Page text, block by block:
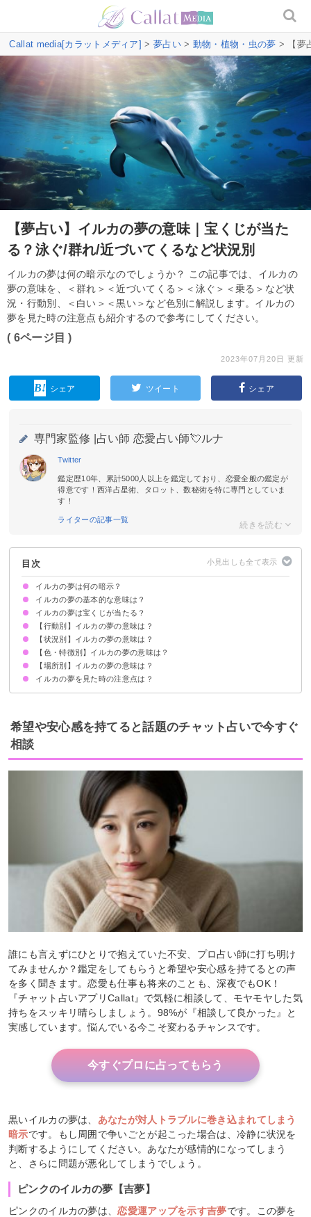
Callat media[カラットメディア] > 夢占い> 動物・植物・虫の夢 > 【夢
【夢占い】イルカの夢の意味｜宝くじが当た
る？泳ぐ/群れ/近づいてくるなど状況別
イルカの夢は何の暗示なのでしょうか？ この記事では、イルカの
夢の意味を、＜群れ＞＜近づいてくる＞＜泳ぐ＞＜乗る＞など状
況・行動別、＜白い＞＜黒い＞など色別に解説します。イルカの
夢を見た時の注意点も紹介するので参考にしてください。
( 6ページ目 )
2023年07月20日 更新
シェア ツイート シェア
専門家監修 | 占い師 恋愛占い師💘ルナ
Twitter
鑑定歴10年、累計5000人以上を鑑定しており、恋愛全般の鑑定が
得意です！西洋占星術、タロット、数秘術を特に専門としていま
す！
ライターの記事一覧
目次
イルカの夢は何の暗示？
イルカの夢の基本的な意味は？
運気の上昇を暗示
状況によって意味が決まる
イルカの夢は宝くじが当たる？
吉夢のイルカの夢なら当たるかも
イルカの夢を見て宝くじが当たった体験談
【行動別】イルカの夢の意味は？
イルカと泳ぐ夢【吉夢】
イルカに乗る夢【吉夢】
イルカを撫でる夢【吉夢】
イルカを助ける夢【警告夢】
イルカに餌をあげる夢【吉夢】
イルカと遊ぶ夢【警告夢】
イルカを飼う夢【警告】
イルカを食べる夢【吉夢】
綺麗なイルカを見る夢【吉夢】
イルカになる夢【吉夢】
イルカを殺す夢【警告夢】
イルカから逃げる夢【警告夢】
【状況別】イルカの夢の意味は？
イルカの群れの夢【吉夢】
2匹のイルカの夢【吉夢】
イルカが近づいてくる夢【吉夢】
イルカが泳ぐ夢【吉夢】
イルカがジャンプする夢【吉夢】
イルカショーの夢【警告夢】
イルカを見て怖いと感じる夢【警告夢】
イルカに水をかけられる夢【吉夢】
【色・特徴別】イルカの夢の意味は？
白いイルカの夢【吉夢】
黒いイルカの夢【警告夢】
ピンクのイルカの夢【吉夢】
金のイルカの夢【吉夢】
虹色のイルカの夢【吉夢】
大きいイルカの夢【吉夢】
小さいイルカの夢【吉夢】
イルカの赤ちゃんの夢【警告夢】
【場所別】イルカの夢の意味は？
海にイルカがいる夢【吉夢】
水族館にイルカがいる夢【警告夢】
川にイルカがいる夢【警告夢】
イルカの夢を見た時の注意点は？
吉夢なら人に話さないようにする
希望や安心感を持てると話題のチャット占いで今すぐ
相談
誰にも言えずにひとりで抱えていた不安、プロ占い師に打ち明け
てみませんか？鑑定をしてもらうと希望や安心感を持てるとの声
を多く聞きます。恋愛も仕事も将来のことも、深夜でもOK！
『チャット占いアプリCallat』で気軽に相談して、モヤモヤした気
持ちをスッキリ晴らしましょう。98%が『相談して良かった』と
実感しています。悩んでいる今こそ変わるチャンスです。
今すぐプロに占ってもらう
黒いイルカの夢は、 あなたが対人トラブルに巻き込まれてしまう
暗示です。もし周囲で争いごとが起こった場合は、冷静に状況を
判断するようにしてください。あなたが感情的になってしまう
と、さらに問題が悪化してしまうでしょう。
ピンクのイルカの夢【吉夢】
ピンクのイルカの夢は、恋愛運アップを示す吉夢です。この夢を